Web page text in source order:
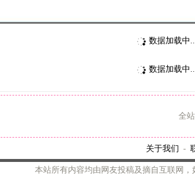
数据加载中
数据加载中
全
关于我们 -
本站所有内容均由网友投稿及摘自互联网